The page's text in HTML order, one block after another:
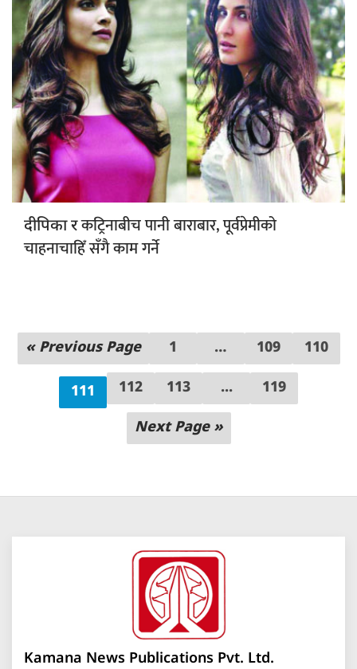
दीपिका रकट्रिनाबीच पानी बाराबार, पूर्वप्रेमीको
चाहनाचाहिँ सँगै काम गर्ने
« Previous Page 1 … 109 110
111 112 113 ... 119
Next Page »
Kamana News Publications Pvt. Ltd.